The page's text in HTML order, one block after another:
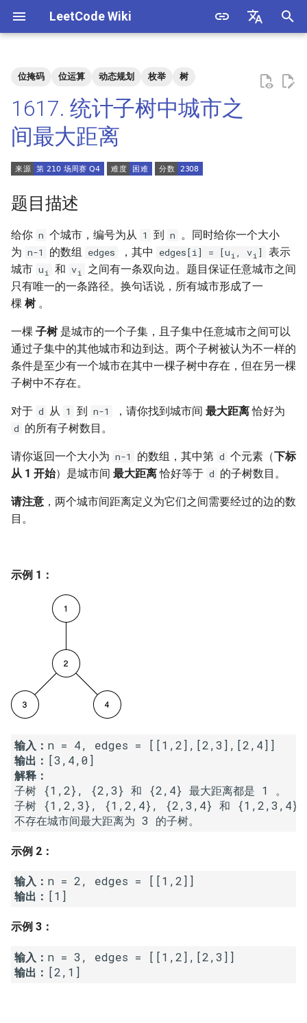
LeetCode Wiki
始
化
搜
索
擎
解法
方法一：二进制枚举 + BFS
或 DFS
方法二
4. 二维数组中的查找
5. 替换空格
6. 从尾到头打印链表
7. 重建二叉树
9. 用两个栈实现队列
10.1. 斐波那契数列
10.2. 青蛙跳台阶问题
11. 旋转数组的最小数字
13. 机器人的运动范围
14.1. 剪绳子
14.2. 剪绳子 II
17. 打印从 1 到最大的 n 位数
19. 正则表达式匹配
20. 表示数值的字符串
偶数前面
22. 链表中倒数第 k 个节点
24. 反转链表
25. 合并两个排序的链表
26. 树的子结构
28. 对称的二叉树
29. 顺时针打印矩阵
2. 二进制加法
3. 前 n 个数字二进制中 1 的个
数
4. 只出现一次的数字
5. 单词长度的最大乘积
6. 排序数组中两个数字之和
7. 数组中和为 0 的三个数
8. 和大于等于 target 的最短子
数组
10. 和为 k 的子数组
11. 和 1 个数相同的子数组
12. 左右两边子数组的和相等
15. 字符串中的所有变位词
17. 含有所有字符的最短字符
串
19. 最多删除一个字符得到回
文
20. 回文子字符串的个数
21. 删除链表的倒数第 n 个结
22. 链表中环的入口节点
23. 两个链表的第一个重合节
24. 反转链表
1.2. 判定是否互为字符重排
1.3. URL 化
1.4. 回文排列
1.5. 一次编辑
1.6. 字符串压缩
1.7. 旋转矩阵
1.8. 零矩阵
1.9. 字符串轮转
2.2. 返回倒数第 k 个节点
2.3. 删除中间节点
2.4. 分割链表
2.7. 链表相交
3.1. 三合一
3.2. 栈的最小值
3.4. 化栈为队
3.5. 栈排序
4.2. 最小高度树
4.3. 特定深度节点链表
4.4. 检查平衡性
位掩码 位运算 动态规划 枚举 树
1617. 统计子树中城市之
间最大距离
题目描述
给你 n 个城市，编号为从 1 到 n 。同时给你一个大小
为 n-1 的数组 edges ，其中 edges[i] = [u i , vi ]
表示
城市 u i 和 vi
之间有一条双向边。题目保证任意城市之间
只有唯一的一条路径。换句话说，所有城市形成了一
棵 树。
一棵 子树是城市的一个子集，且子集中任意城市之间可以
通过子集中的其他城市和边到达。两个子树被认为不一样的
条件是至少有一个城市在其中一棵子树中存在，但在另一棵
子树中不存在。
对于 d 从 1 到 n-1 ，请你找到城市间 最大距离恰好为
d 的所有子树数目。
请你返回一个大小为 n-1 的数组，其中第 d 个元素（下标
从 1 开始）是城市间 最大距离恰好等于 d 的子树数目。
请注意 ，两个城市间距离定义为它们之间需要经过的边的数
目。
示例 1：
输入：
输出：
子树 {1,2}, {2,3} 和 {2,4} 最大距离都是 1 。
子树 {1,2,3}, {1,2,4}, {2,3,4} 和 {1,2,3,4} 最
示例 2：
输入：
输出：
示例 3：
输入：
输出：